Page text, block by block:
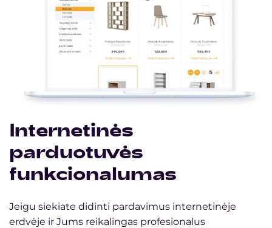
Internetinės
parduotuvės
funkcionalumas
Jeigu siekiate didinti pardavimus internetinėje
erdvėje ir Jums reikalingas profesionalus